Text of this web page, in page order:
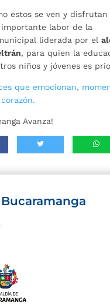
estos se ven y disfrutan
labor de la
liderada por el
, para quien la
niños y jóvenes es
que emocionan,
Avanza!